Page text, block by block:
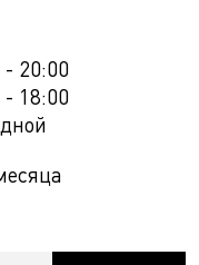
- 20:00
- 18:00